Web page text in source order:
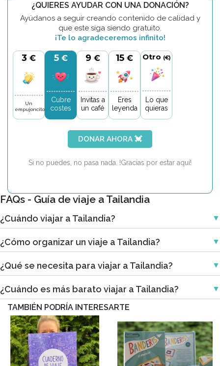
¿QUIERES AYUDAR CON UNA DONACIÓN?
Ayúdanos a seguir creando contenido de calidad y
que este siga siendo gratuito.
¡Te lo agradeceremos infinito!
3 €
Un
empujoncito
5 €
Cubre
costes
9 €
Invitas a
un café
15 €
Eres
leyenda
Otro (€)
Lo que
quieras
DONAR AHORA 💓
Si no puedes, no pasa nada. !Gracias por estar aquí!
FAQs - Guía de viaje a Tailandia
¿Cuándo viajar a Tailandia?
¿Cómo organizar un viaje a Tailandia?
¿Qué se necesita para viajar a Tailandia?
¿Cuándo es más barato viajar a Tailandia?
TAMBIÉN PODRÍA INTERESARTE